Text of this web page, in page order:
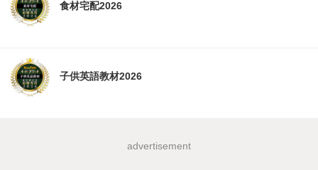
食材宅配2026
子供英語教材2026
advertisement